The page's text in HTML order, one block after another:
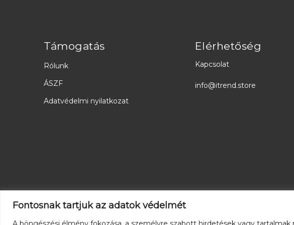
Fontosnak tartjuk az adatok védelmét
Támogatás
Rólunk
ÁSZF
Adatvédelmi nyilatkozat
Elérhetőség
Kapcsolat
info@itrend.store